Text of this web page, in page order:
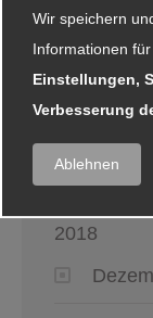
April
März
Januar
2018
Wir speichern
Informationen
Einstellungen,
Verbesserung
Ablehnen